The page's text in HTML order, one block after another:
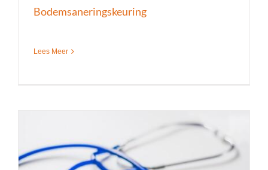
Bodemsaneringskeuring
Lees Meer